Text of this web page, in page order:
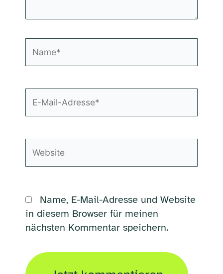
Mail-
Name, E-Mail-Adresse und Website
in diesem Browser für meinen
nächsten Kommentar speichern.